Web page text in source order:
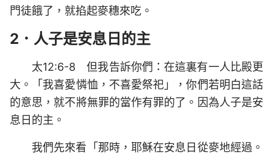
門徒餓了，就掐起麥穗來吃。
2．人子是安息日的主
太12:6-8 但我告訴你們：在這裏有一人比殿更
大。「我喜愛憐恤，不喜愛祭祀」，你們若明白這話
的意思，就不將無罪的當作有罪的了。因為人子是安
息日的主。
我們先來看「那時，耶穌在安息日從麥地經過。